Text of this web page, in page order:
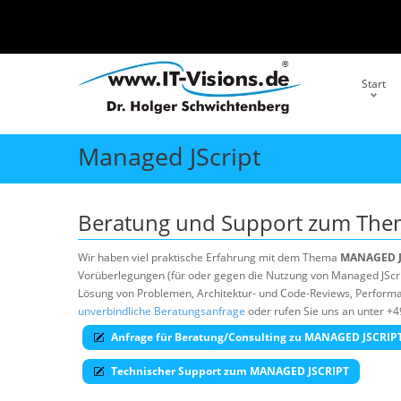
Start
Managed JScript
Beratung und Support zum
Wir haben viel praktische Erfahrung mit dem Thema MANAGED
Vorüberlegungen (für oder gegen die Nutzung von Managed
Lösung von Problemen, Architektur- und Code-Reviews,
unverbindliche Beratungsanfrage oder rufen Sie uns an unter
Anfrage für Beratung/Consulting zu MANAGED
Technischer Support zum MANAGED JSCRIPT